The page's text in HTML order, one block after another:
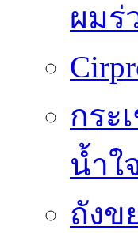
ผมร่
กระ
น้ำใ
ถังข